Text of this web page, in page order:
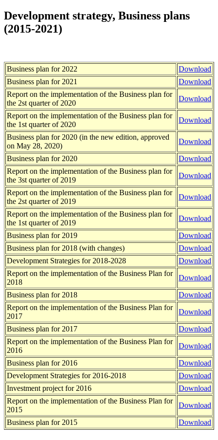
Development strategy, Business plans
(2015-2021)
Business plan for 2022
Download
Business plan for 2021
Download
Report on the implementation of the Business plan for
the 2st quarter of 2020
Download
Report on the implementation of the Business plan for
the 1st quarter of 2020
Download
Business plan for 2020 (in the new edition, approved
on May 28, 2020)
Download
Business plan for 2020
Download
Report on the implementation of the Business plan for
the 3st quarter of 2019
Download
Report on the implementation of the Business plan for
the 2st quarter of 2019
Download
Report on the implementation of the Business plan for
the 1st quarter of 2019
Download
Business plan for 2019
Download
Business plan for 2018 (with changes)
Download
Development Strategies for 2018-2028
Download
Report on the implementation of the Business Plan for
2018
Download
Business plan for 2018
Download
Report on the implementation of the Business Plan for
2017
Download
Business plan for 2017
Download
Report on the implementation of the Business Plan for
2016
Download
Business plan for 2016
Download
Development Strategies for 2016-2018
Download
Investment project for 2016
Download
Report on the implementation of the Business Plan for
2015
Download
Business plan for 2015 Download